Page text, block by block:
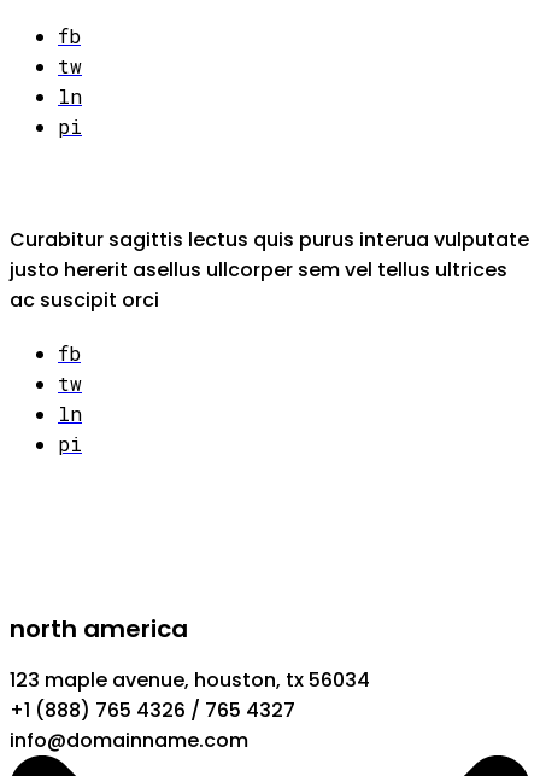
fb
tw
ln
pi
Curabitur sagittis lectus quis purus interua vulputate
justo hererit asellus ullcorper sem vel tellus ultrices
ac suscipit orci
fb
tw
ln
pi
north america
123 maple avenue, houston, tx 56034
+1 (888) 765 4326 / 765 4327
info@domainname.com